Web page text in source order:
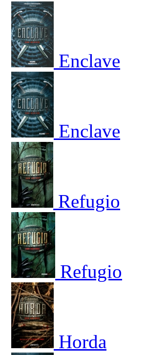
Enclave
Enclave
Refugio
Refugio
Horda